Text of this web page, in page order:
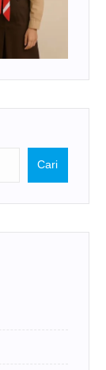
Cari